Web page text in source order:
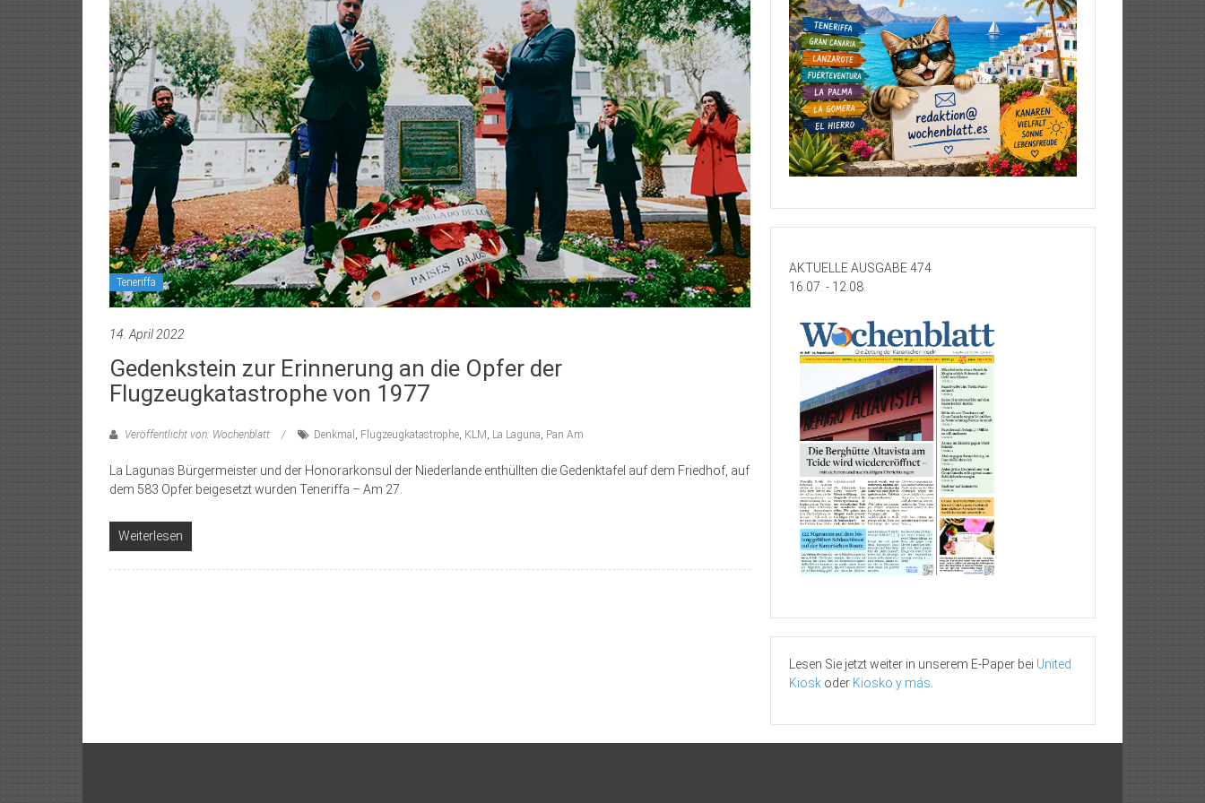
Teneriffa
14. April 2022
Gedenkstein zur Erinnerung an die Opfer der
Flugzeugkatastrophe von 1977
Veröffentlicht von: Wochenblatt Denkmal Flugzeugkatastrophe KLM La Laguna Pan Am
La Lagunas Bürgermeister und der Honorarkonsul der Niederlande enthüllten die Gedenktafel auf dem Friedhof, auf
dem 583 Opfer beigesetzt wurden Teneriffa – Am 27.
Weiterlesen
AKTUELLE AUSGABE 474
16.07. - 12.08.
Lesen Sie jetzt weiter in unserem E-Paper bei United
Kiosk oder Kiosko y más